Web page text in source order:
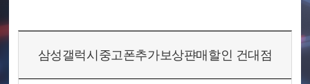
삼성갤럭시중고폰추가보상퍈매할인 건대점